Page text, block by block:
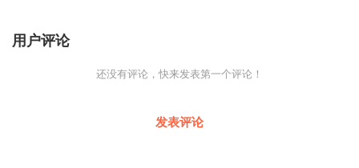
用户评论
还没有评论，快来发表第一个评论！
发表评论